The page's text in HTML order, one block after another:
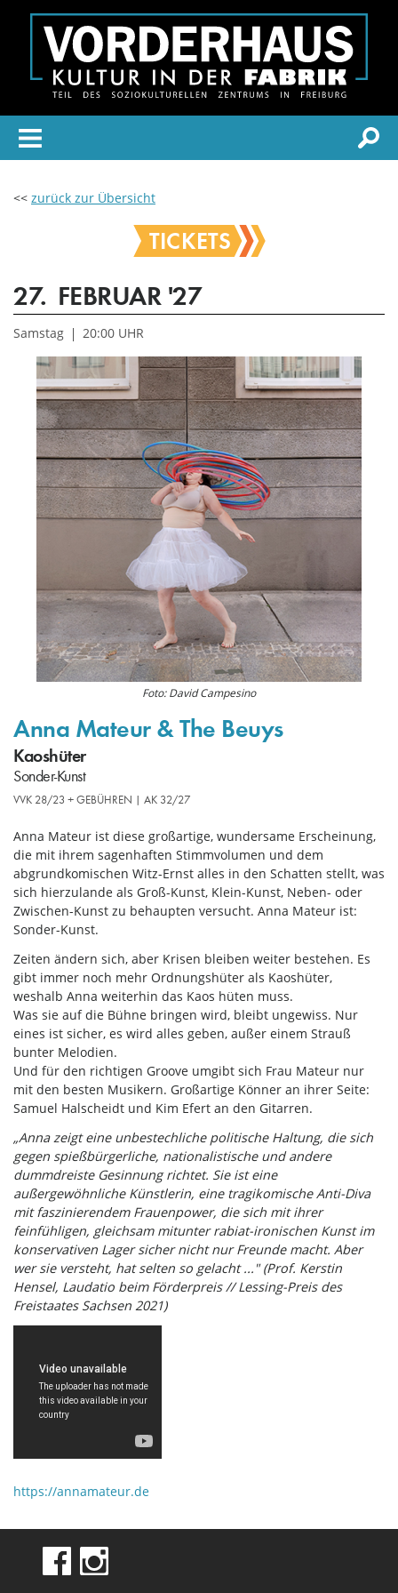
<< zurück zur Übersicht
TICKETS
27. FEBRUAR '27
Samstag 20:00 UHR
Foto: David Campesino
Anna Mateur & The Beuys
Kaoshüter
Sonder-Kunst
VVK 28/23 + GEBÜHREN | AK 32/27
Anna Mateur ist diese großartige, wundersame Erscheinung,
die mit ihrem sagenhaften Stimmvolumen und dem
abgrundkomischen Witz-Ernst alles in den Schatten stellt, was
sich hierzulande als Groß-Kunst, Klein-Kunst, Neben- oder
Zwischen-Kunst zu behaupten versucht. Anna Mateur ist:
Sonder-Kunst.
Zeiten ändern sich, aber Krisen bleiben weiter bestehen. Es
gibt immer noch mehr Ordnungshüter als Kaoshüter,
weshalb Anna weiterhin das Kaos hüten muss.
Was sie auf die Bühne bringen wird, bleibt ungewiss. Nur
eines ist sicher, es wird alles geben, außer einem Strauß
bunter Melodien.
Und für den richtigen Groove umgibt sich Frau Mateur nur
mit den besten Musikern. Großartige Könner an ihrer Seite:
Samuel Halscheidt und Kim Efert an den Gitarren.
„Anna zeigt eine unbestechliche politische Haltung, die sich
gegen spießbürgerliche, nationalistische und andere
dummdreiste Gesinnung richtet. Sie ist eine
außergewöhnliche Künstlerin, eine tragikomische Anti-Diva
mit faszinierendem Frauenpower, die sich mit ihrer
feinfühligen, gleichsam mitunter rabiat-ironischen Kunst im
konservativen Lager sicher nicht nur Freunde macht. Aber
wer sie versteht, hat selten so gelacht ..." (Prof. Kerstin
Hensel, Laudatio beim Förderpreis // Lessing-Preis des
Freistaates Sachsen 2021)
https://annamateur.de